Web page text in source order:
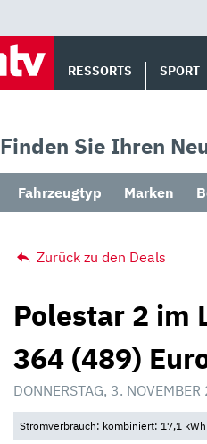
RESSORTS SPORT
Finden Sie Ihren
Fahrzeugtyp Marken
Zurück zu den Deals
Polestar 2 im
364 (489)
DONNERSTAG, 3.
Stromverbrauch: kombiniert: 17,1